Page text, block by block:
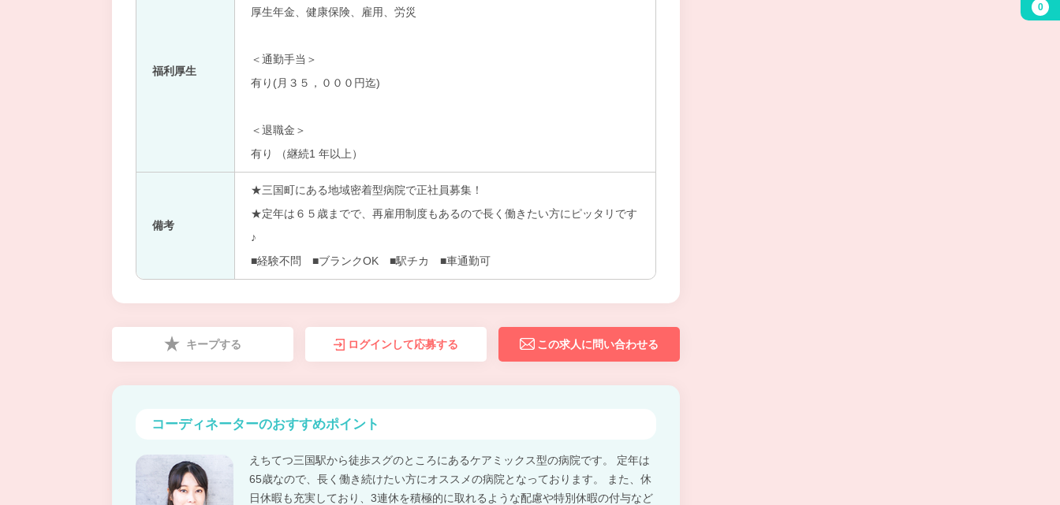
福利厚生
厚生年金、健康保険、雇用、労災
＜通勤手当＞
有り(月３５，０００円迄)
＜退職金＞
有り （継続1 年以上）
備考
★三国町にある地域密着型病院で正社員募集！
★定年は６５歳までで、再雇用制度もあるので長く働きたい方にピッタリです
♪
■経験不問 ■ブランクOK ■駅チカ ■車通勤可
キープする ログインして応募する この求人に問い合わせる
コーディネーターのおすすめポイント
えちてつ三国駅から徒歩スグのところにあるケアミックス型の病院です。 定年は
65歳なので、長く働き続けたい方にオススメの病院となっております。 また、休
日休暇も充実しており、3連休を積極的に取れるような配慮や特別休暇の付与など
0